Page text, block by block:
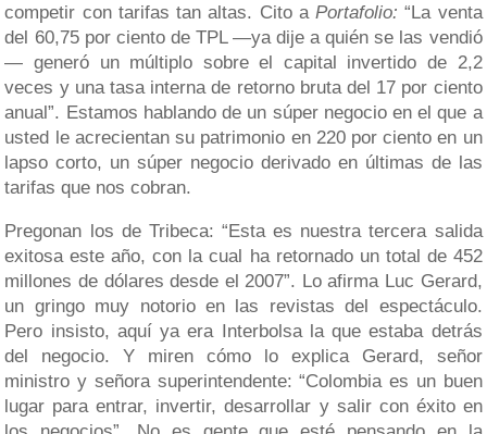
competir con tarifas tan altas. Cito aPortafolio: “La venta
del 60,75 por ciento de TPL —ya dije a quién se las vendió
— generó un múltiplo sobre el capital invertido de 2,2
veces y una tasa interna de retorno bruta del 17 por ciento
anual”. Estamos hablando de un súper negocio en el que a
usted le acrecientan su patrimonio en 220 por ciento en un
lapso corto, un súper negocio derivado en últimas de las
tarifas que nos cobran.
Pregonan los de Tribeca: “Esta es nuestra tercera salida
exitosa este año, con la cual ha retornado un total de 452
millones de dólares desde el 2007”. Lo afirma Luc Gerard,
un gringo muy notorio en las revistas del espectáculo.
Pero insisto, aquí ya era Interbolsa la que estaba detrás
del negocio. Y miren cómo lo explica Gerard, señor
ministro y señora superintendente: “Colombia es un buen
lugar para entrar, invertir, desarrollar y salir con éxito en